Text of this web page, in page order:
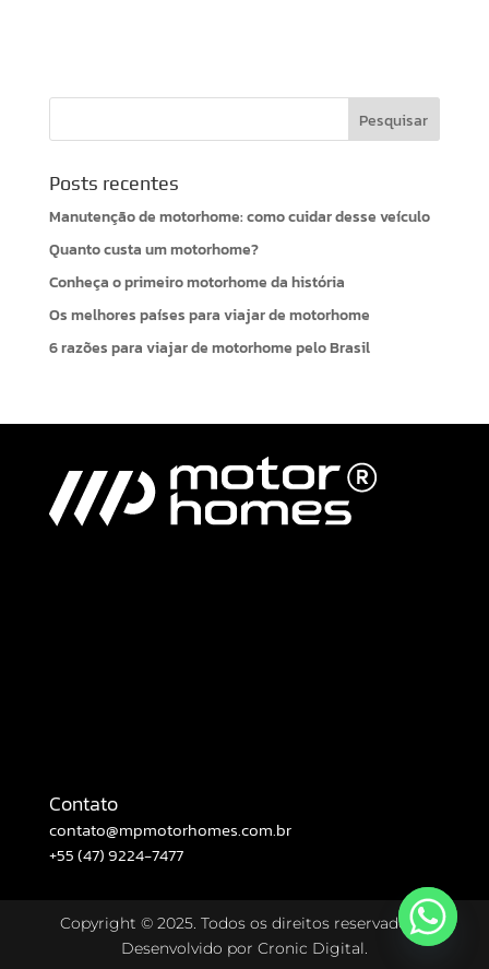
Posts recentes
Manutenção de motorhome: como cuidar desse veículo
Quanto custa um motorhome?
Conheça o primeiro motorhome da história
Os melhores países para viajar de motorhome
6 razões para viajar de motorhome pelo Brasil
Contato
contato@mpmotorhomes.com.br
+55 (47) 9224-7477
Copyright © 2025. Todos os direitos reservados –
Desenvolvido por Cronic Digital.